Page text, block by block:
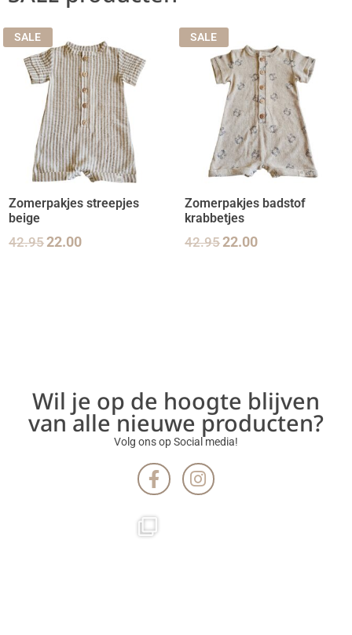
SALE
Zomerpakjes streepjes
beige
42.9522.00
SALE
Zomerpakjes badstof
krabbetjes
42.9522.00
Wil je op de hoogte blijven
van alle nieuwe producten?
Volg ons op Social media!